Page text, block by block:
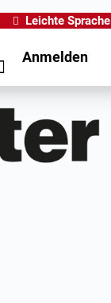
Leichte Sprache
Anmelden